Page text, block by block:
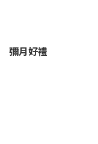
彌月好禮